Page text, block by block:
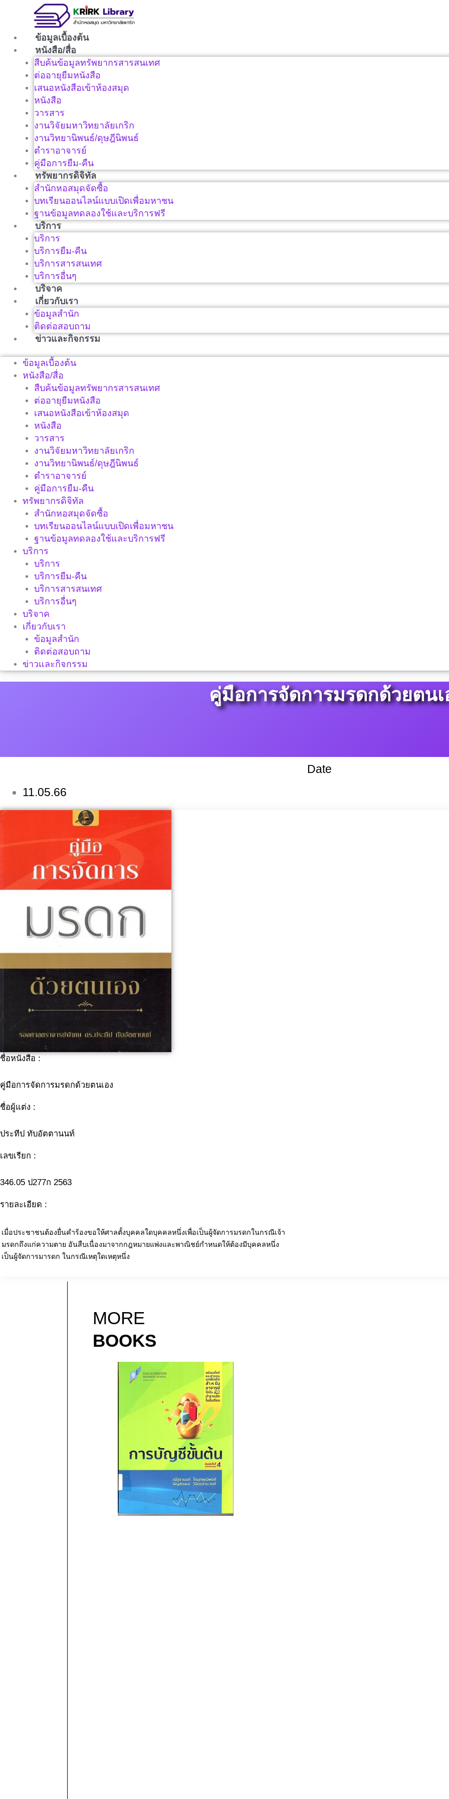
ข้อมูลเบื้องต้น
หนังสือ/สื่อ
สืบค้นข้อมูลทรัพยากรสารสนเทศ
ต่ออายุยืมหนังสือ
เสนอหนังสือเข้าห้องสมุด
หนังสือ
วารสาร
งานวิจัยมหาวิทยาลัยเกริก
งานวิทยานิพนธ์/ดุษฎีนิพนธ์
ตำราอาจารย์
คู่มือการยืม-คืน
ทรัพยากรดิจิทัล
สำนักหอสมุดจัดซื้อ
บทเรียนออนไลน์แบบเปิดเพื่อมหาชน
ฐานข้อมูลทดลองใช้และบริการฟรี
บริการ
บริการ
บริการยืม-คืน
บริการสารสนเทศ
บริการอื่นๆ
บริจาค
เกี่ยวกับเรา
ข้อมูลสำนัก
ติดต่อสอบถาม
ข่าวและกิจกรรม
ข้อมูลเบื้องต้น
หนังสือ/สื่อ
สืบค้นข้อมูลทรัพยากรสารสนเทศ
ต่ออายุยืมหนังสือ
เสนอหนังสือเข้าห้องสมุด
หนังสือ
วารสาร
งานวิจัยมหาวิทยาลัยเกริก
งานวิทยานิพนธ์/ดุษฎีนิพนธ์
ตำราอาจารย์
คู่มือการยืม-คืน
ทรัพยากรดิจิทัล
สำนักหอสมุดจัดซื้อ
บทเรียนออนไลน์แบบเปิดเพื่อมหาชน
ฐานข้อมูลทดลองใช้และบริการฟรี
บริการ
บริการ
บริการยืม-คืน
บริการสารสนเทศ
บริการอื่นๆ
บริจาค
เกี่ยวกับเรา
ข้อมูลสำนัก
ติดต่อสอบถาม
ข่าวและกิจกรรม
คู่มือการจัดการมรดกด้วยตนเ
Date
11.05.66
ชื่อหนังสือ :
คู่มือการจัดการมรดกด้วยตนเอง
ชื่อผู้แต่ง :
ประทีป ทับอัตตานนท์
เลขเรียก :
346.05 ป277ก 2563
รายละเอียด :
เมื่อประชาชนต้องยื่นคำร้องขอให้ศาลตั้งบุคคลใดบุคคลหนึ่งเพื่อเป็นผู้จัดการมรดกในกรณีเจ้า
มรดกถึงแก่ความตาย อันสืบเนื่องมาจากกฎหมายแพ่งและพาณิชย์กำหนดให้ต้องมีบุคคลหนึ่ง
เป็นผู้จัดการมารดก ในกรณีเหตุใดเหตุหนึ่ง
MORE
BOOKS